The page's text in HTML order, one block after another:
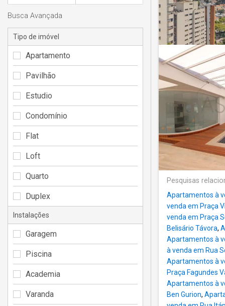
Pesquisas
Apartamentos à
venda em Praça
venda em Praça
Belisário Távora,
Apartamentos à
à venda em Rua
Apartamentos à
Praça Fagundes
Apartamentos à
Ben Gurion,
Busca Avançada
Tipo de imóvel
Apartamento
Pavilhão
Estudio
Condomínio
Flat
Loft
Quarto
Duplex
Instalações
Garagem
Piscina
Academia
Varanda